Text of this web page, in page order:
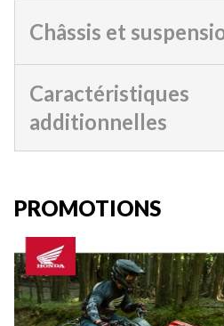
Châssis et
Caractéristiques
additionnelles
PROMOTIONS